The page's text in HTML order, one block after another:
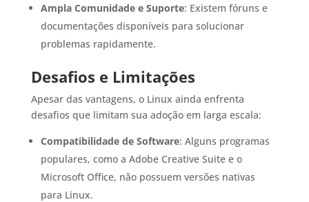
Ampla Comunidade e Suporte: Existem fóruns e
documentações disponíveis para solucionar
problemas rapidamente.
Desafios e Limitações
Apesar das vantagens, o Linux ainda enfrenta
desafios que limitam sua adoção em larga escala:
Compatibilidade de Software: Alguns programas
populares, como a Adobe Creative Suite e o
Microsoft Office, não possuem versões nativas
para Linux.